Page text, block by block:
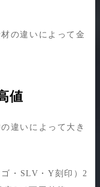
の違いによって金
値
違いによって大き
・SLV・Y刻印）2